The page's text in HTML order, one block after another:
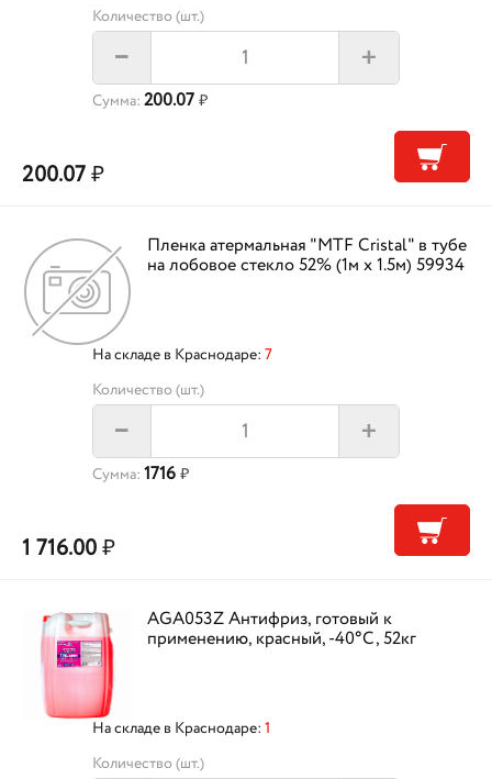
Количество (шт.)
– +
Сумма: 200.07 ₽
200.07₽
Пленка атермальная "MTF Cristal" в тубе
на лобовое стекло 52% (1м х 1.5м) 59934
На складе в Краснодаре: 7
Количество (шт.)
– +
Сумма: 1716 ₽
1 716.00₽
AGA053Z Антифриз, готовый к
применению, красный, -40°С, 52кг
На складе в Краснодаре: 1
Количество (шт.)